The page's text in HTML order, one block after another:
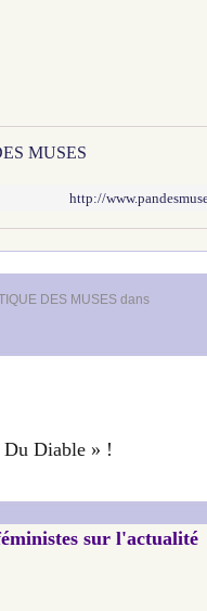
MUSES
http://
DES MUSES dans
Du Diable » !
sur l'actualité